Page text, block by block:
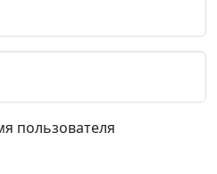
пользователя